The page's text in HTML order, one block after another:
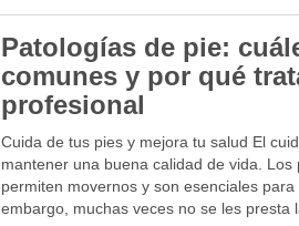
Patologías de pie:
comunes y por qué
profesional
Cuida de tus pies y mejora tu salud El
mantener una buena calidad de vida.
permiten movernos y son esenciales
embargo, muchas veces no se les presta